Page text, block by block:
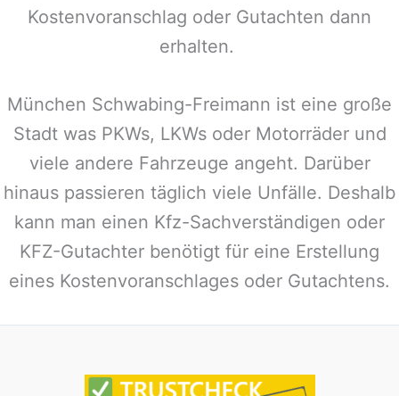
Kostenvoranschlag oder Gutachten dann
erhalten.
München Schwabing-Freimann ist eine große
Stadt was PKWs, LKWs oder Motorräder und
viele andere Fahrzeuge angeht. Darüber
hinaus passieren täglich viele Unfälle. Deshalb
kann man einen Kfz-Sachverständigen oder
KFZ-Gutachter benötigt für eine Erstellung
eines Kostenvoranschlages oder Gutachtens.